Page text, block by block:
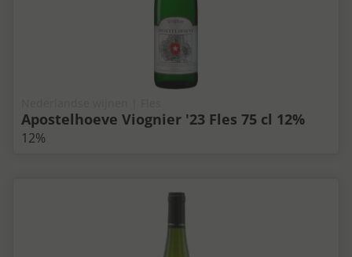
Apostelhoeve Viognier '23 Fles 75 cl 12%
12%